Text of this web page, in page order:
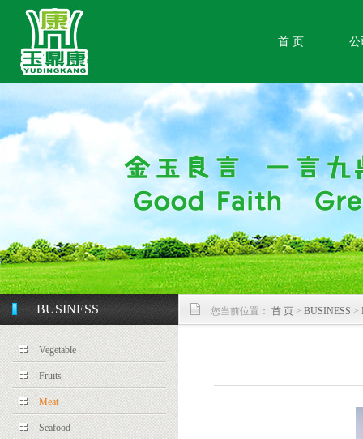
首 页 公
BUSINESS
Vegetable
Fruits
Meat
Seafood
您当前位置： 首 页 > BUSINESS >